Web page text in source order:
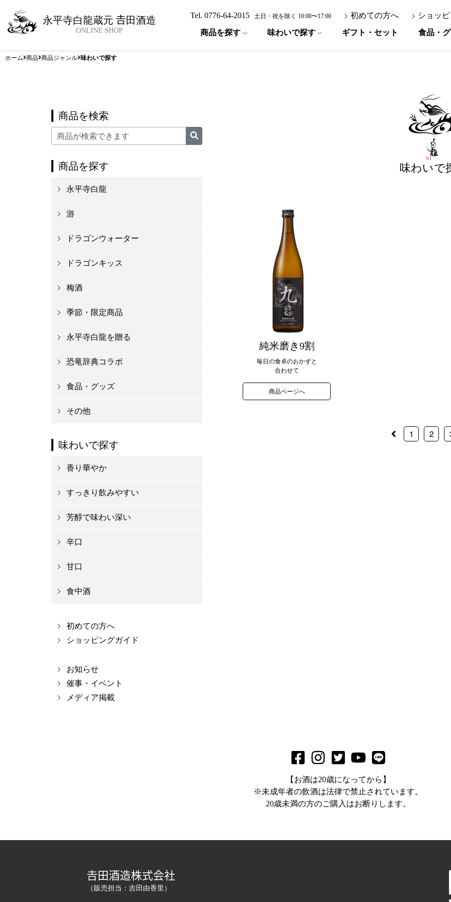
永平寺白龍蔵元 𠮷田酒造
ONLINE SHOP
Tel. 0776-64-2015 土日・祝を除く 10:00〜17:00 初めての方へ
ショッ
商品を探す
味わいで探す ギフト・セット 食品・
ホーム 商品 商品ジャンル 味わいで探す
味わいで
純米磨き9割
毎日の食卓のおかずと
合わせて
商品ページへ
1 2
商品を検索
商品を探す
永平寺白龍
游
ドラゴンウォーター
ドラゴンキッス
梅酒
季節・限定商品
永平寺白龍を贈る
恐竜辞典コラボ
食品・グッズ
その他
味わいで探す
香り華やか
すっきり飲みやすい
芳醇で味わい深い
辛口
甘口
食中酒
初めての方へ
ショッピングガイド
お知らせ
催事・イベント
メディア掲載
【お酒は20歳になってから】
※未成年者の飲酒は法律で禁止されています。
20歳未満の方のご購入はお断りします。
𠮷田酒造株式会社
（販売担当：吉田由香里）